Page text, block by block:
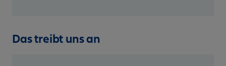
Das treibt uns an